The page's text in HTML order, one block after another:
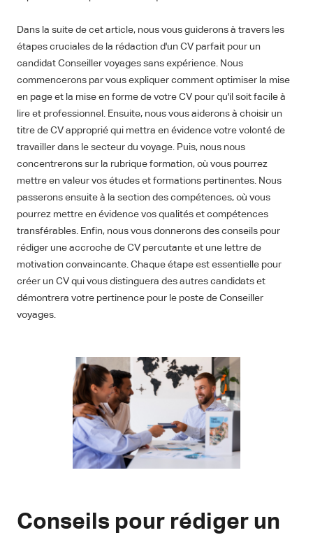
Dans la suite de cet article, nous vous guiderons à travers les
étapes cruciales de la rédaction d'un CV parfait pour un
candidat Conseiller voyages sans expérience. Nous
commencerons par vous expliquer comment optimiser la mise
en page et la mise en forme de votre CV pour qu'il soit facile à
lire et professionnel. Ensuite, nous vous aiderons à choisir un
titre de CV approprié qui mettra en évidence votre volonté de
travailler dans le secteur du voyage. Puis, nous nous
concentrerons sur la rubrique formation, où vous pourrez
mettre en valeur vos études et formations pertinentes. Nous
passerons ensuite à la section des compétences, où vous
pourrez mettre en évidence vos qualités et compétences
transférables. Enfin, nous vous donnerons des conseils pour
rédiger une accroche de CV percutante et une lettre de
motivation convaincante. Chaque étape est essentielle pour
créer un CV qui vous distinguera des autres candidats et
démontrera votre pertinence pour le poste de Conseiller
voyages.
Conseils pour rédiger un